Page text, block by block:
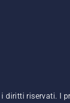
diritti riservati. I